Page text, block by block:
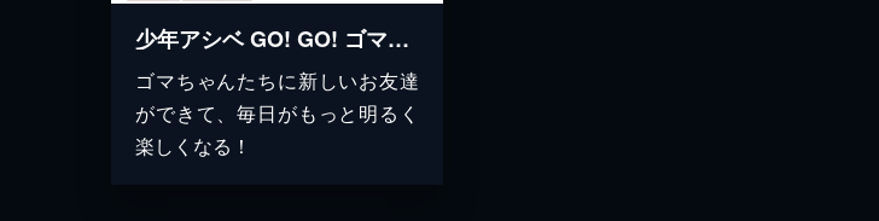
少年アシベ GO! GO! ゴマちゃん 第4シリーズ
ゴマちゃんたちに新しいお友達
ができて、毎日がもっと明るく
楽しくなる！